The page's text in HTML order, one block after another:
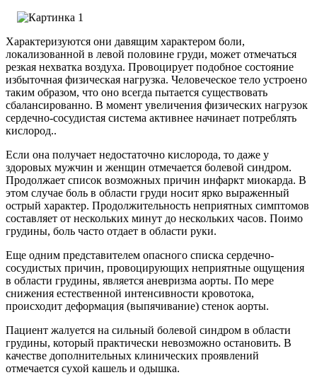
Характеризуются они давящим характером боли,
локализованной в левой половине груди, может отмечаться
резкая нехватка воздуха. Провоцирует подобное состояние
избыточная физическая нагрузка. Человеческое тело устроено
таким образом, что оно всегда пытается существовать
сбалансированно. В момент увеличения физических нагрузок
сердечно-сосудистая система активнее начинает потреблять
кислород..
Если она получает недостаточно кислорода, то даже у
здоровых мужчин и женщин отмечается болевой синдром.
Продолжает список возможных причин инфаркт миокарда. В
этом случае боль в области груди носит ярко выраженный
острый характер. Продолжительность неприятных симптомов
составляет от нескольких минут до нескольких часов. Поимо
грудины, боль часто отдает в области руки.
Еще одним представителем опасного списка сердечно-
сосудистых причин, провоцирующих неприятные ощущения
в области грудины, является аневризма аорты. По мере
снижения естественной интенсивности кровотока,
происходит деформация (выпячивание) стенок аорты.
Пациент жалуется на сильный болевой синдром в области
грудины, который практически невозможно остановить. В
качестве дополнительных клинических проявлений
отмечается сухой кашель и одышка.